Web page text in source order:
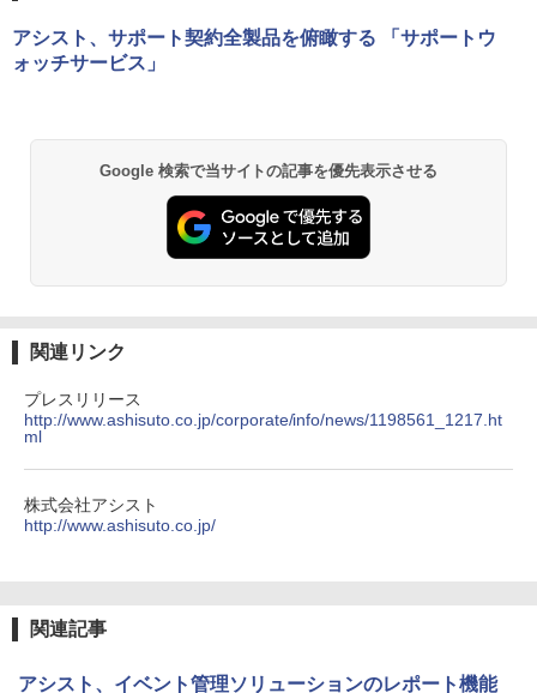
アシスト、サポート契約全製品を俯瞰する 「サポートウ
ォッチサービス」
Google 検索で当サイトの記事を優先表示させる
関連リンク
プレスリリース
http://www.ashisuto.co.jp/corporate/info/news/1198561_1217.ht
ml
株式会社アシスト
http://www.ashisuto.co.jp/
関連記事
アシスト、イベント管理ソリューションのレポート機能